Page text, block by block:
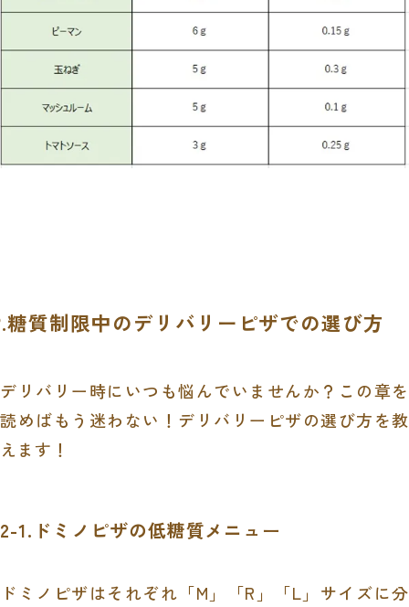
糖質制限中のデリバリーピザでの選び方
デリバリー時にいつも悩んでいませんか？この章を
読めばもう迷わない！デリバリーピザの選び方を教
えます！
2-1.ドミノピザの低糖質メニュー
ドミノピザはそれぞれ「M 」「R 」「L 」サイズに分